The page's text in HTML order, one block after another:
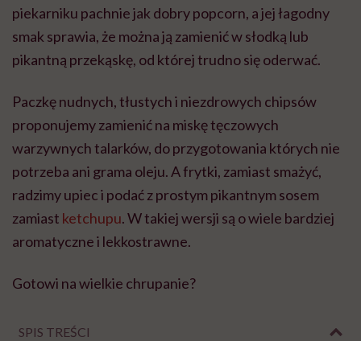
piekarniku pachnie jak dobry popcorn, a jej łagodny
smak sprawia, że można ją zamienić w słodką lub
pikantną przekąskę, od której trudno się oderwać.
Paczkę nudnych, tłustych i niezdrowych chipsów
proponujemy zamienić na miskę tęczowych
warzywnych talarków, do przygotowania których nie
potrzeba ani grama oleju. A frytki, zamiast smażyć,
radzimy upiec i podać z prostym pikantnym sosem
zamiast ketchupu. W takiej wersji są o wiele bardziej
aromatyczne i lekkostrawne.
Gotowi na wielkie chrupanie?
SPIS TREŚCI